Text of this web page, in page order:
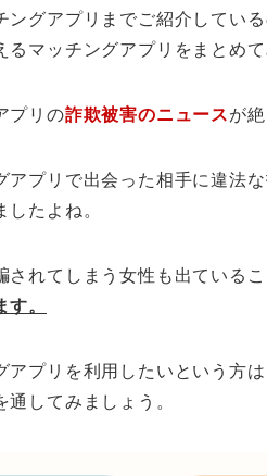
ングアプリまでご紹介してい
マッチングアプリをまとめて
プリの詐欺被害のニュースが
アプリで出会った相手に違法
たよね。
されてしまう女性も出ているこ
。
アプリを利用したいという方
してみましょう。